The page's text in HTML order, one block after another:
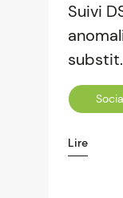
Suivi
Lire